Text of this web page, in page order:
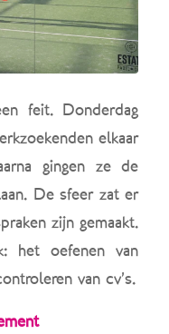
feit. Donderdag
elkaar
gingen ze de
De sfeer zat er
zijn gemaakt.
het oefenen van
van cv’s.